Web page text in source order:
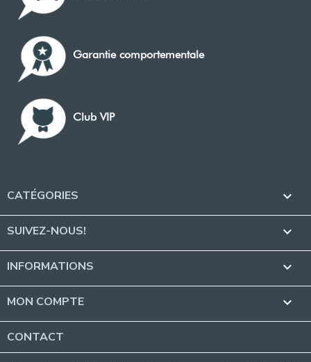
Garantie comportementale
Club VIP
CATÉGORIES 
SUIVEZ-NOUS! 
INFORMATIONS 
MON COMPTE 
CONTACT